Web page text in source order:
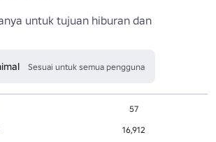
untuk tujuan hiburan dan
Sesuai untuk semua pengguna
57
16,912